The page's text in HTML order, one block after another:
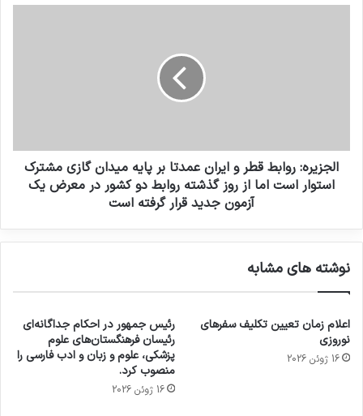
الجزیره: روابط قطر و ایران عمدتا بر پایه میدان گازی مشترک
استوار است اما از روز گذشته روابط دو کشور در معرض یک
آزمون جدید قرار گرفته است
نوشته های مشابه
اعلام زمان تعیین تکلیف سفرهای
نوروزی
16 ژوئن 2026
رئیس جمهور در احکام جداگانه‌ای
رئیسان فرهنگستان‌های علوم
پزشکی، علوم و زبان و ادب فارسی را
منصوب کرد.
16 ژوئن 2026